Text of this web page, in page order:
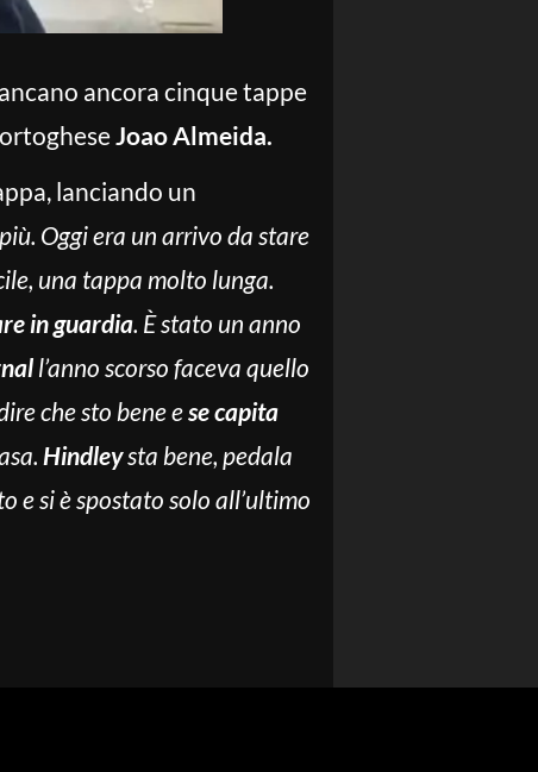
ancora cinque tappe
Joao Almeida.
lanciando un
Oggi era un arrivo da stare
una tappa molto lunga.
in guardia. È stato un anno
l’anno scorso faceva quello
che sto bene ese capita
Hindleysta bene, pedala
e si è spostato solo all’ultimo